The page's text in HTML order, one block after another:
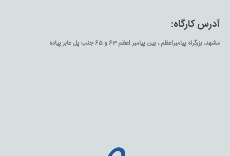
آدرس کارگاه:
مشهد، بزرگراه پیامبراعظم ، بین پیامبر اعظم 63 و 65 جنب پل عابر پیاده